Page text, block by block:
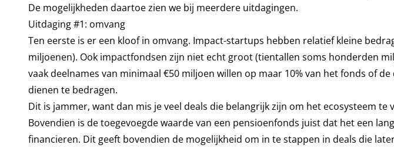
De mogelijkheden daartoe zien we bij meerdere uitdagingen.
Uitdaging #1: omvang
Ten eerste is er een kloof in omvang. Impact-startups hebben relatief kleine
miljoenen). Ook impactfondsen zijn niet echt groot (tientallen soms honderden
vaak deelnames van minimaal €50 miljoen willen op maar 10% van het fonds of
dienen te bedragen.
Dit is jammer, want dan mis je veel deals die belangrijk zijn om het ecosysteem te
Bovendien is de toegevoegde waarde van een pensioenfonds juist dat het een
financieren. Dit geeft bovendien de mogelijkheid om in te stappen in deals die